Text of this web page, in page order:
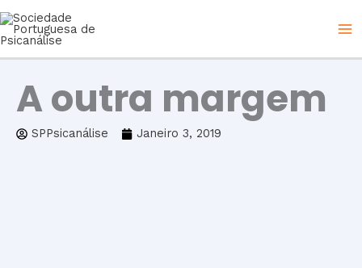
Skip
A outra margem
SPPsicanálise Janeiro 3, 2019